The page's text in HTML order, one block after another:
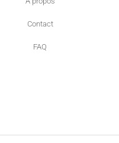
Contact
FAQ